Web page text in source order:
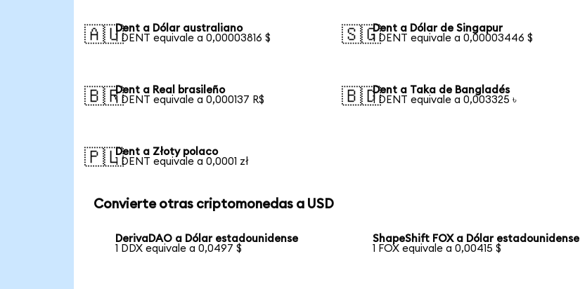
🇦🇺Dent a Dólar australiano
1 DENT equivale a 0,00003816 $
🇸🇬Dent a Dólar de Singapur
1 DENT equivale a 0,00003446 $
🇧🇷Dent a Real brasileño
1 DENT equivale a 0,000137 R$
🇧🇩Dent a Taka de Bangladés
1 DENT equivale a 0,003325 ৳
🇵🇱Dent a Złoty polaco
1 DENT equivale a 0,0001 zł
Convierte otras criptomonedas a USD
DerivaDAO a Dólar estadounidense
1 DDX equivale a 0,0497 $
ShapeShift FOX a Dólar estadounidense
1 FOX equivale a 0,00415 $